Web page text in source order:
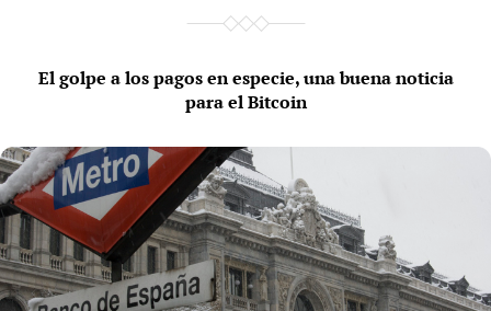
El golpe a los pagos en especie, una buena noticia
para el Bitcoin